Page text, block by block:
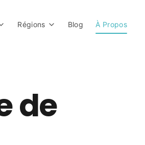
Régions Blog À Propos
de